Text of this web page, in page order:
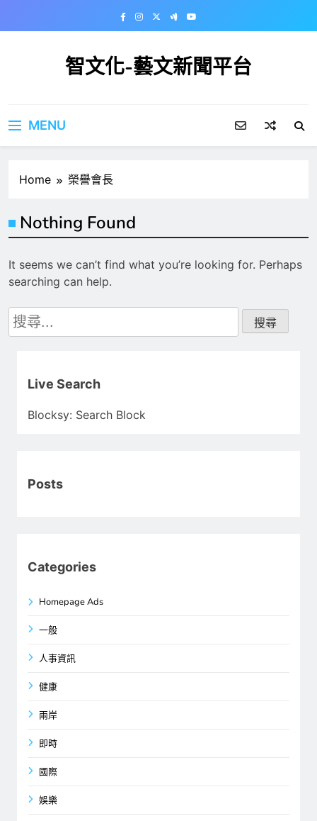
智文化-藝文新聞平台
MENU
Home 榮譽會長
Nothing Found
It seems we can’t find what you’re looking for. Perhaps
searching can help.
搜
尋
Live Search
Blocksy: Search Block
Posts
Categories
Homepage Ads
一般
人事資訊
健康
兩岸
即時
國際
娛樂